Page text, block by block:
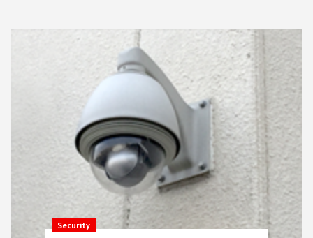
Security